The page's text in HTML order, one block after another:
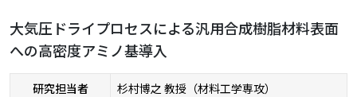
大気圧ドライプロセスによる汎用合成樹脂材料表面
への高密度アミノ基導入
研究担当者 杉村博之 教授（材料工学専攻）